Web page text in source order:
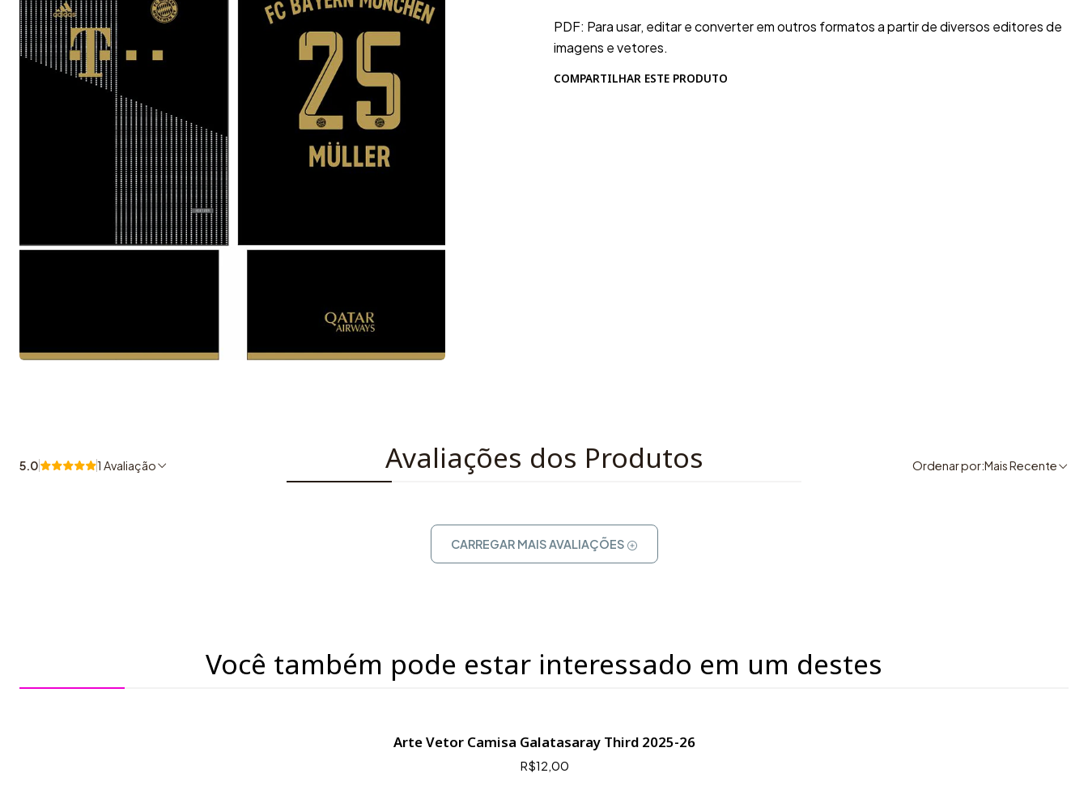
PDF: Para usar, editar e converter em outros formatos a partir de diversos editores de
imagens e vetores.
COMPARTILHAR ESTE PRODUTO
Avaliações dos Produtos
5.0 1 Avaliação Ordenar por:Mais Recente
CARREGAR MAIS AVALIAÇÕES
Você também pode estar interessado em um destes
Arte Vetor Camisa Galatasaray Third 2025-26
R$12,00